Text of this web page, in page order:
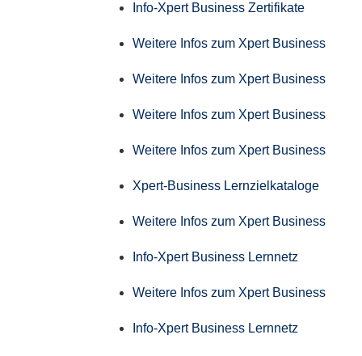
Info-Xpert Business Zertifikate
Weitere Infos zum Xpert Business
Weitere Infos zum Xpert Business
Weitere Infos zum Xpert Business
Weitere Infos zum Xpert Business
Xpert-Business Lernzielkataloge
Weitere Infos zum Xpert Business
Info-Xpert Business Lernnetz
Weitere Infos zum Xpert Business
Info-Xpert Business Lernnetz